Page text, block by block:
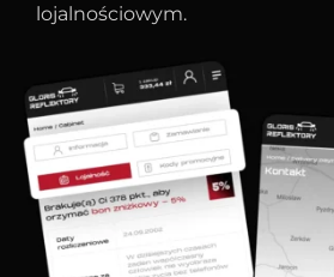
lojalnościowym.